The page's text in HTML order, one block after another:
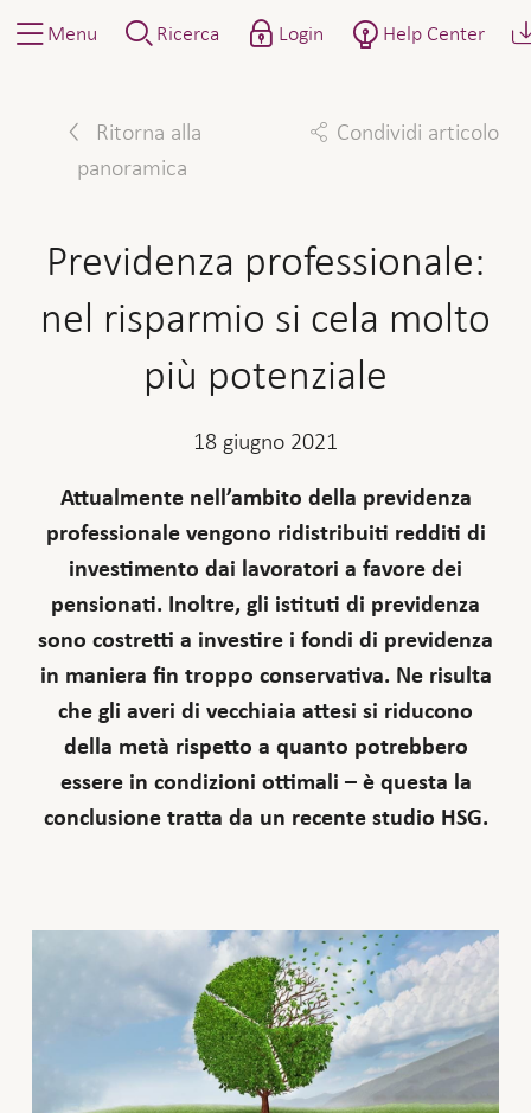
Menu Ricerca Login Help Center
Ritorna alla
panoramica
Condividi articolo
Previdenza professionale:
nel risparmio si cela molto
più potenziale
18 giugno 2021
Attualmente nell’ambito della previdenza
professionale vengono ridistribuiti redditi di
investimento dai lavoratori a favore dei
pensionati. Inoltre, gli istituti di previdenza
sono costretti a investire i fondi di previdenza
in maniera fin troppo conservativa. Ne risulta
che gli averi di vecchiaia attesi si riducono
della metà rispetto a quanto potrebbero
essere in condizioni ottimali – è questa la
conclusione tratta da un recente studio HSG.